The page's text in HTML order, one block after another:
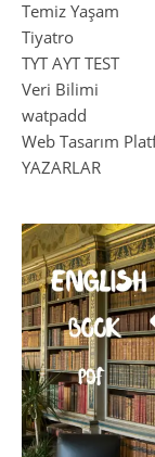
Temiz Yaşam
Tiyatro
TYT AYT TEST
Veri Bilimi
watpadd
Web Tasarım
YAZARLAR